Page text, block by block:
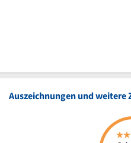
Auszeichnungen und